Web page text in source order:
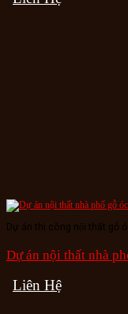
Dự án thi công nội thất gỗ
Dự án nội thất nhà
Liên Hệ